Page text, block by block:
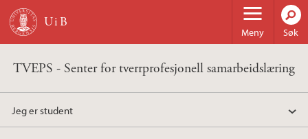
Hopp til hovedinnhold
Meny Søk
TVEPS - Senter for tverrprofesjonell samarbeidslæring
Jeg er student